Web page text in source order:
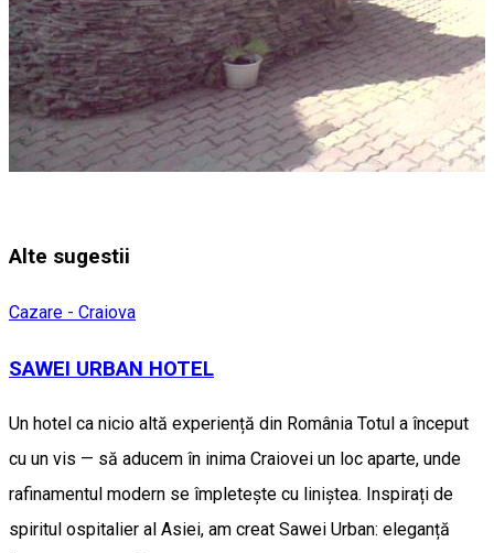
Alte sugestii
Cazare - Craiova
SAWEI URBAN HOTEL
Un hotel ca nicio altă experiență din România Totul a început
cu un vis — să aducem în inima Craiovei un loc aparte, unde
rafinamentul modern se împletește cu liniștea. Inspirați de
spiritul ospitalier al Asiei, am creat Sawei Urban: eleganță